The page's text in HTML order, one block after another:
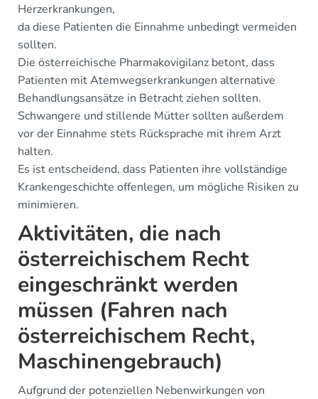
Herzerkrankungen,
da diese Patienten die Einnahme unbedingt vermeiden
sollten.
Die österreichische Pharmakovigilanz betont, dass
Patienten mit Atemwegserkrankungen alternative
Behandlungsansätze in Betracht ziehen sollten.
Schwangere und stillende Mütter sollten außerdem
vor der Einnahme stets Rücksprache mit ihrem Arzt
halten.
Es ist entscheidend, dass Patienten ihre vollständige
Krankengeschichte offenlegen, um mögliche Risiken zu
minimieren.
Aktivitäten, die nach
österreichischem Recht
eingeschränkt werden
müssen (Fahren nach
österreichischem Recht,
Maschinengebrauch)
Aufgrund der potenziellen Nebenwirkungen von